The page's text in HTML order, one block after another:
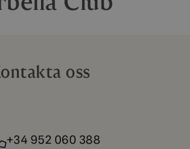
oss
+34 952 060 388